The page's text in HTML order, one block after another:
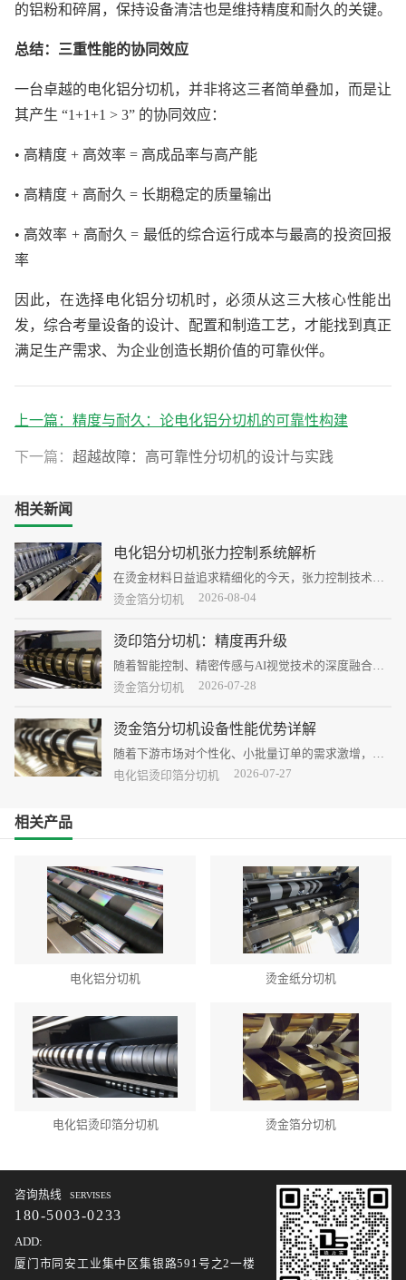
的铝粉和碎屑，保持设备清洁也是维持精度和耐久的关键。
总结：三重性能的协同效应
一台卓越的电化铝分切机，并非将这三者简单叠加，而是让
其产生 “1+1+1 > 3” 的协同效应：
• 高精度 + 高效率 = 高成品率与高产能
• 高精度 + 高耐久 = 长期稳定的质量输出
• 高效率 + 高耐久 = 最低的综合运行成本与最高的投资回报
率
因此，在选择电化铝分切机时，必须从这三大核心性能出
发，综合考量设备的设计、配置和制造工艺，才能找到真正
满足生产需求、为企业创造长期价值的可靠伙伴。
上一篇： 精度与耐久：论电化铝分切机的可靠性构建
下一篇： 超越故障：高可靠性分切机的设计与实践
相关新闻
电化铝分切机张力控制系统解析
在烫金材料日益追求精细化的今天，张力控制技术已
成为分切设备竞争力的核心标尺。
烫金箔分切机 2026-08-04
烫印箔分切机：精度再升级
随着智能控制、精密传感与AI视觉技术的深度融合，
烫印箔分切机的精度正在经历一场质的飞跃，从“能
烫金箔分切机 2026-07-28
烫金箔分切机设备性能优势详解
随着下游市场对个性化、小批量订单的需求激增，现
代烫金箔分切机的性能优势正从传统的“能切、切快”
电化铝烫印箔分切机 2026-07-27
相关产品
电化铝分切机 烫金纸分切机
电化铝烫印箔分切机 烫金箔分切机
咨询热线 SERVISES
180-5003-0233
ADD:
厦门市同安工业集中区集银路591号之2一楼